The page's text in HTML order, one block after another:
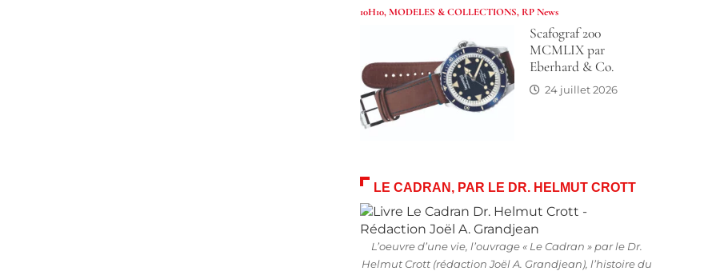
10H10,MODELES & COLLECTIONS, RP News
Scafograf 200
MCMLIX par
Eberhard & Co.
24 juillet 2026
LE CADRAN, PAR LE DR. HELMUT CROTT
L’oeuvre d’une vie, l’ouvrage « Le Cadran » par le Dr.
Helmut Crott (rédaction Joël A. Grandjean), l’histoire du